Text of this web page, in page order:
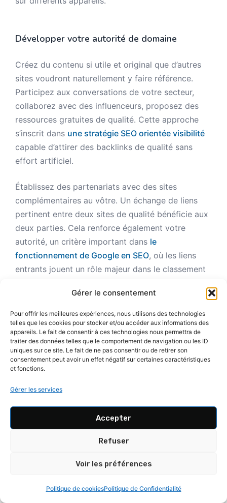
Gérer le consentement
Pour offrir les meilleures expériences, nous utilisons des technologies
telles que les cookies pour stocker et/ou accéder aux informations des
appareils. Le fait de consentir à ces technologies nous permettra de
traiter des données telles que le comportement de navigation ou les ID
uniques sur ce site. Le fait de ne pas consentir ou de retirer son
consentement peut avoir un effet négatif sur certaines caractéristiques
et fonctions.
Gérer les services
Accepter
Refuser
Voir les préférences
Politique de cookiesPolitique de Confidentialité
Développer votre autorité de domaine
Créez du contenu si utile et original que d’autres
sites voudront naturellement y faire référence.
Participez aux conversations de votre secteur,
collaborez avec des influenceurs, proposez des
ressources gratuites de qualité. Cette approche
s’inscrit dans une stratégie SEO orientée visibilité
capable d’attirer des backlinks de qualité sans
effort artificiel.
Établissez des partenariats avec des sites
complémentaires au vôtre. Un échange de liens
pertinent entre deux sites de qualité bénéficie aux
deux parties. Cela renforce également votre
autorité, un critère important dans le
fonctionnement de Google en SEO, où les liens
entrants jouent un rôle majeur dans le classement
Combien de temps faut-il pour voir les
résultats d’une optimisation SEO ?
Les premiers effets d’une optimisation technique
peuvent apparaître en quelques semaines, mais les
améliorations significatives de positionnement
référencement naturel est un investissement à long
terme qui demande patience et persévérance.
l’évolution du SEO et son avenir